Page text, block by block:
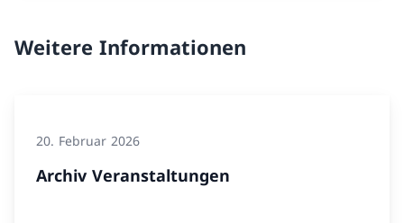
Weitere Informationen
20. Februar 2026
Archiv Veranstaltungen